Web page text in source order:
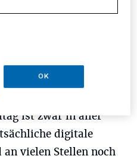
in der Verwaltung
ist zwar in aller
digitale
vielen Stellen noch
OK